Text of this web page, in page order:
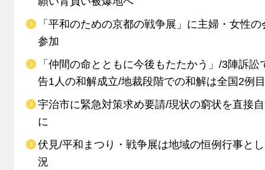
「平和のための京都の戦争展」に主婦・女性の
参加
「仲間の命とともに今後もたたかう」/3陣訴訟
告1人の和解成立/地裁段階での和解は全国2例目
宇治市に緊急対策求め要請/現状の窮状を直接
に
伏見/平和まつり・戦争展は地域の恒例行事と
況